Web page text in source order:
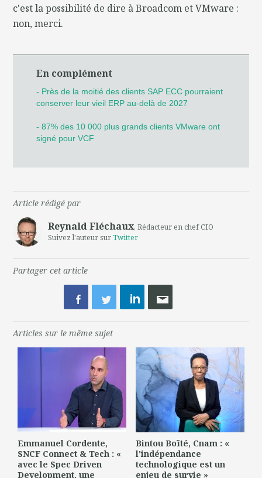
c'est la possibilité de dire à Broadcom et VMware :
non, merci.
En complément
- Près de la moitié des clients SAP ECC pourraient
conserver leur vieil ERP au-delà de 2027
- 87% des 10 000 plus grands clients VMware ont
signé pour VCF
Article rédigé par
Reynald Fléchaux, Rédacteur en chef CIO
Suivez l'auteur surTwitter
Partager cet article
Articles sur le même sujet
Emmanuel Cordente,
SNCF Connect & Tech : «
avec le Spec Driven
Development, une
Bintou Boïté, Cnam : «
l'indépendance
technologique est un
enjeu de survie »